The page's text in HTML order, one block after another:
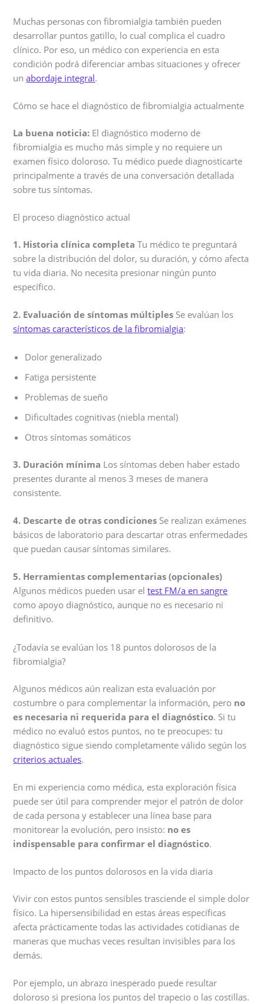
Muchas personas con fibromialgia también pueden
desarrollar puntos gatillo, lo cual complica el cuadro
clínico. Por eso, un médico con experiencia en esta
condición podrá diferenciar ambas situaciones y ofrecer
unabordaje integral.
Cómo se hace el diagnóstico de fibromialgia actualmente
La buena noticia: El diagnóstico moderno de
fibromialgia es mucho más simple y no requiere un
examen físico doloroso. Tu médico puede diagnosticarte
principalmente a través de una conversación detallada
sobre tus síntomas.
El proceso diagnóstico actual
1. Historia clínica completa Tu médico te preguntará
sobre la distribución del dolor, su duración, y cómo afecta
tu vida diaria. No necesita presionar ningún punto
específico.
2. Evaluación de síntomas múltiples Se evalúan los
síntomas característicos de la fibromialgia:
Dolor generalizado
Fatiga persistente
Problemas de sueño
Dificultades cognitivas (niebla mental)
Otros síntomas somáticos
3. Duración mínima Los síntomas deben haber estado
presentes durante al menos 3 meses de manera
consistente.
4. Descarte de otras condiciones Se realizan exámenes
básicos de laboratorio para descartar otras enfermedades
que puedan causar síntomas similares.
5. Herramientas complementarias (opcionales)
Algunos médicos pueden usar eltest FM/a en sangre
como apoyo diagnóstico, aunque no es necesario ni
definitivo.
¿Todavía se evalúan los 18 puntos dolorosos de la
fibromialgia?
Algunos médicos aún realizan esta evaluación por
costumbre o para complementar la información, pero no
es necesaria ni requerida para el diagnóstico. Si tu
médico no evaluó estos puntos, no te preocupes: tu
diagnóstico sigue siendo completamente válido según los
criterios actuales.
En mi experiencia como médica, esta exploración física
puede ser útil para comprender mejor el patrón de dolor
de cada persona y establecer una línea base para
monitorear la evolución, pero insisto: no es
indispensable para confirmar el diagnóstico.
Impacto de los puntos dolorosos en la vida diaria
Vivir con estos puntos sensibles trasciende el simple dolor
físico. La hipersensibilidad en estas áreas específicas
afecta prácticamente todas las actividades cotidianas de
maneras que muchas veces resultan invisibles para los
demás.
Por ejemplo, un abrazo inesperado puede resultar
doloroso si presiona los puntos del trapecio o las costillas.